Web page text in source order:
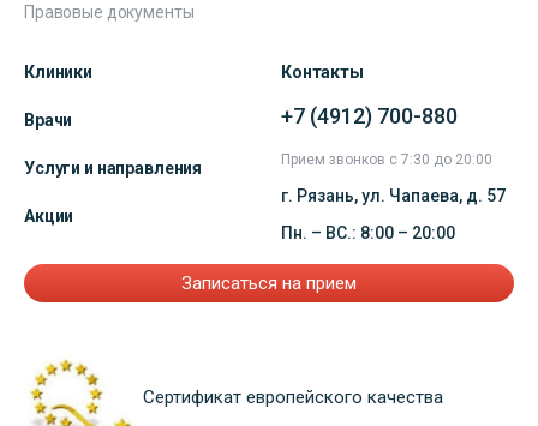
Правовые документы
Клиники
Врачи
Услуги и направления
Акции
Контакты
+7 (4912) 700-880
Прием звонков с 7:30 до 20:00
г. Рязань, ул. Чапаева, д. 57
Пн. – ВС.: 8:00 – 20:00
Записаться на прием
Сертификат европейского качества